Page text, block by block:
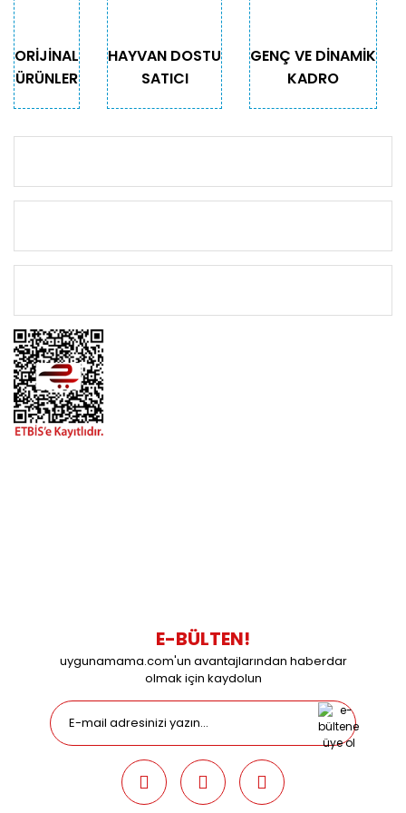
Gönder
ORİJİNAL
ÜRÜNLER
HAYVAN DOSTU
SATICI
GENÇ VE DİNAMİK
KADRO
E-BÜLTEN!
uygunamama.com'un avantajlarından haberdar
olmak için kaydolun